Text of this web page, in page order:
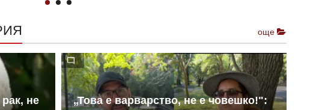
още
не
„Това е варварство, не е човешко!":